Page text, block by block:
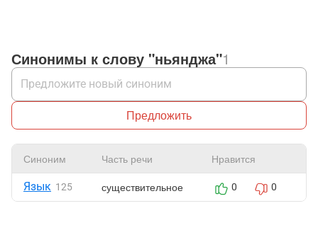
Синонимы к слову "ньянджа"1
Предложить
Синоним Часть речи Нравится
Язык 125 существительное 0 0